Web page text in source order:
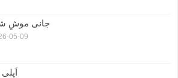
جانی موشِ
05-09